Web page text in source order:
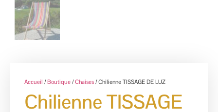
Accueil /Boutique/Chaises/ Chilienne TISSAGE DE LUZ
Chilienne TISSAGE